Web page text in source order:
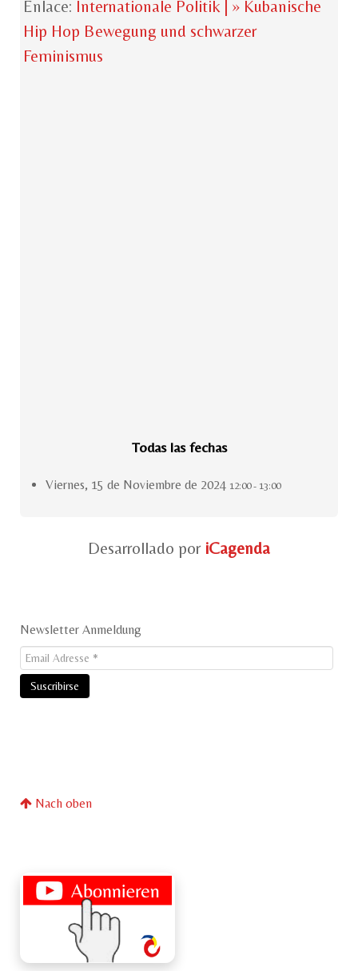
Enlace: Internationale Politik | » Kubanische
Hip Hop Bewegung und schwarzer
Feminismus
Todas las fechas
Viernes, 15 de Noviembre de 2024 12:00 - 13:00
Desarrollado por iCagenda
Newsletter Anmeldung
Nach oben